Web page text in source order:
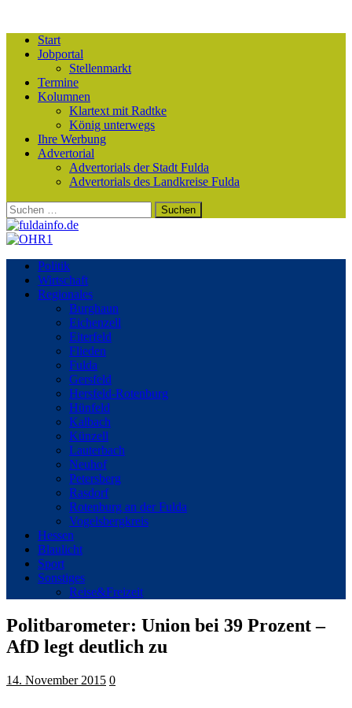
Start
Jobportal
Stellenmarkt
Termine
Kolumnen
Klartext mit Radtke
König unterwegs
Ihre Werbung
Advertorial
Advertorials der Stadt Fulda
Advertorials des Landkreise Fulda
Suchen
nach:
Politik
Wirtschaft
Regionales
Burghaun
Eichenzell
Eiterfeld
Flieden
Fulda
Gersfeld
Hersfeld-Rotenburg
Hünfeld
Kalbach
Künzell
Lauterbach
Neuhof
Petersberg
Rasdorf
Rotenburg an der Fulda
Vogelsbergkreis
Hessen
Blaulicht
Sport
Sonstiges
Reise&Freizeit
Politbarometer: Union bei 39 Prozent –
AfD legt deutlich zu
14. November 2015 0